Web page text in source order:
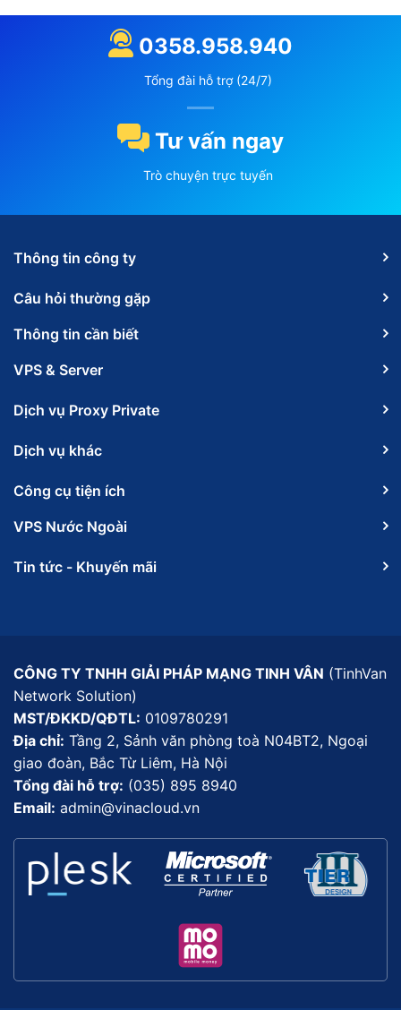
0358.958.940
Tổng đài hỗ trợ (24/7)
Tư vấn ngay
Trò chuyện trực tuyến
Thông tin công ty
Câu hỏi thường gặp
Thông tin cần biết
VPS & Server
Dịch vụ Proxy Private
Dịch vụ khác
Công cụ tiện ích
VPS Nước Ngoài
Tin tức - Khuyến mãi
CÔNG TY TNHH GIẢI PHÁP MẠNG TINH VÂN (TinhVan
Network Solution)
MST/ĐKKD/QĐTL: 0109780291
Địa chỉ: Tầng 2, Sảnh văn phòng toà N04BT2, Ngoại
giao đoàn, Bắc Từ Liêm, Hà Nội
Tổng đài hỗ trợ: (035) 895 8940
Email: admin@vinacloud.vn